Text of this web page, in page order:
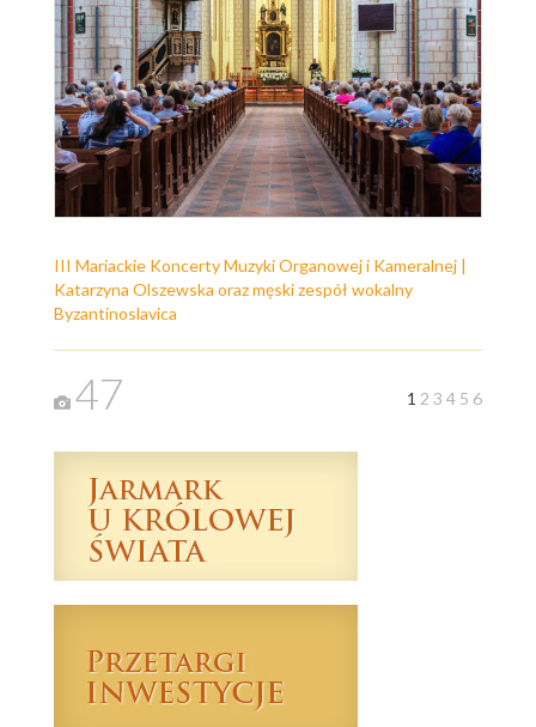
III Mariackie Koncerty Muzyki Organowej i Kameralnej |
Katarzyna Olszewska oraz męski zespół wokalny
Byzantinoslavica
47 1 2 3 4 5 6